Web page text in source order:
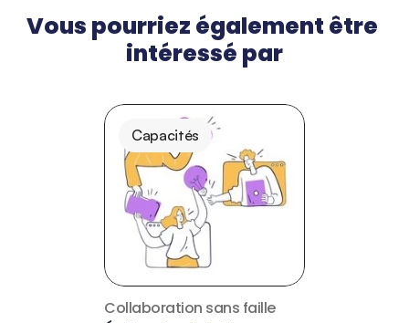
Vous pourriez également être
intéressé par
Capacités
Collaboration sans faille